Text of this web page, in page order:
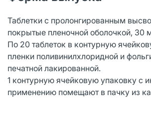
Таблетки с пролонгированным
покрытые пленочной оболочкой, 30
По 20 таблеток в контурную
пленки поливинилхлоридной и
печатной лакированной.
1 контурную ячейковую упаковку с
применению помещают в пачку из